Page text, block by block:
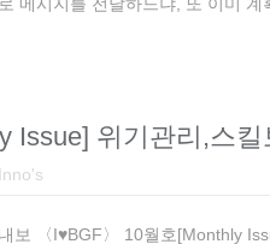
Issue] 위기관리,스
Inno's
보 〈I♥BGF〉 10월호[Monthly